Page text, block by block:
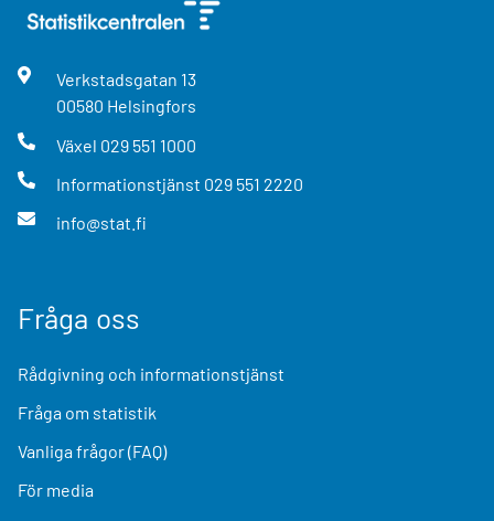
Verkstadsgatan 13
00580 Helsingfors
Växel 029 551 1000
Informationstjänst 029 551 2220
info@stat.fi
Fråga oss
Rådgivning och informationstjänst
Fråga om statistik
Vanliga frågor (FAQ)
För media